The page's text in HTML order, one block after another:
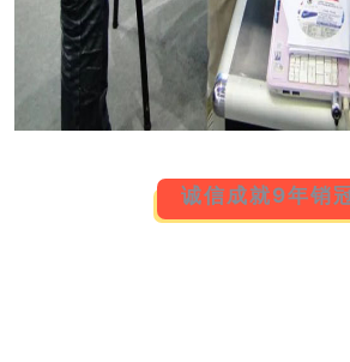
诚信成就9年销